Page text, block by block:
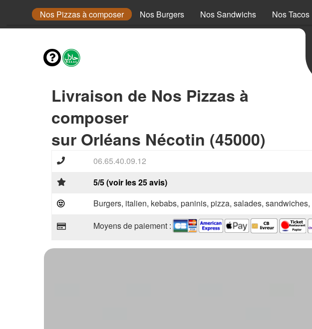
Nos Pizzas à composer Nos Burgers Nos Sandwichs Nos Tacos
Livraison de Nos Pizzas à
composer
sur Orléans Nécotin (45000)
06.65.40.09.12
5/5 (voir les 25 avis)
Burgers, italien, kebabs, paninis, pizza, salades,
Moyens de paiement :